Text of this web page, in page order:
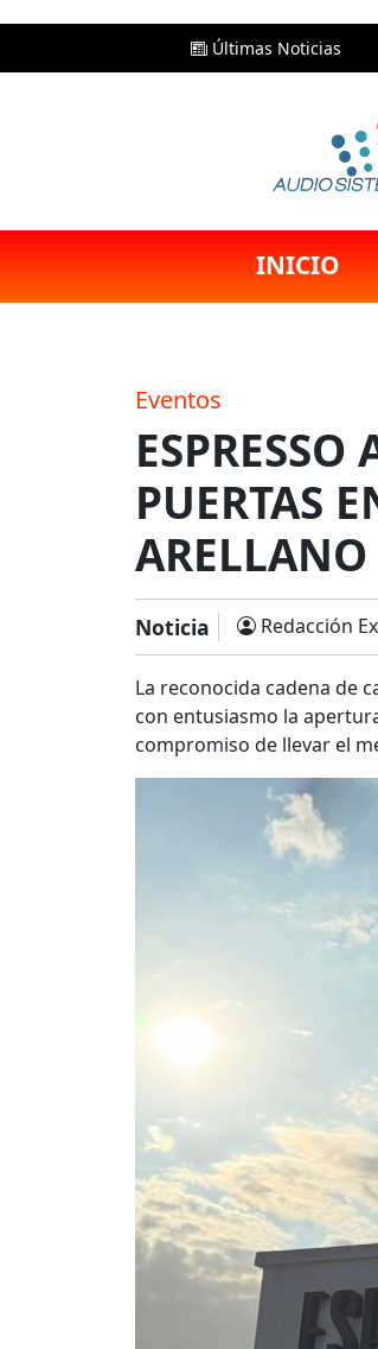
Últimas Noticias
INICIO
Eventos
PUERTAS
ARELLANO
Noticia Redacción
La reconocida cadena de
con entusiasmo la
compromiso de llevar el